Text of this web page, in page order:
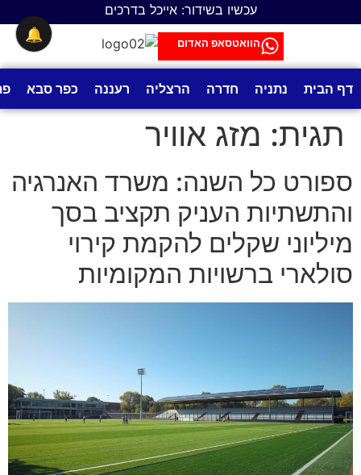
עכשיו בשידור: אייכל בדרכים
הוואטסאפ האדום
דף הבית נתניה חדרה הרצליה רעננה כפר סבא
תגית: מזג אוויר
ספורט כל השנה: משרד האנרגיה
והתשתיות העניק תקציב בסך
מיליוני שקלים להקמת קירוי
סולארי ברשויות המקומיות
🔔